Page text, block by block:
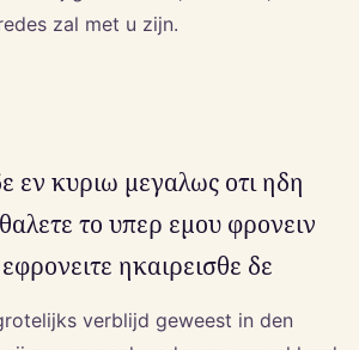
zal met u zijn.
εν κυριω μεγαλως οτι ηδη
το υπερ εμου φρονειν
ηκαιρεισθε δε
verblijd geweest in den